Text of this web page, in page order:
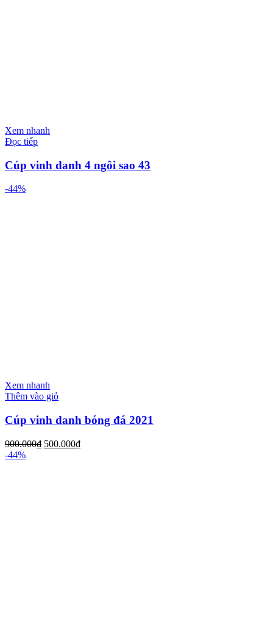
Xem nhanh
Đọc tiếp
Cúp vinh danh 4 ngôi sao 43
-44%
Xem nhanh
Thêm vào giỏ
Cúp vinh danh bóng đá 2021
900.000₫ 500.000₫
-44%